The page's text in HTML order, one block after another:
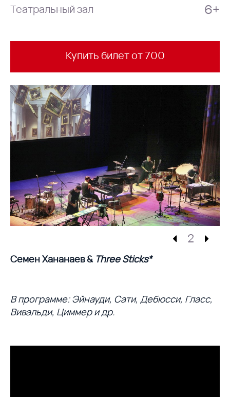
Театральный зал 6+
Купить билет от 700
2
Семен Хананаев & Three Sticks*
В программе: Эйнауди, Сати, Дебюсси, Гласс,
Вивальди, Циммер и др.